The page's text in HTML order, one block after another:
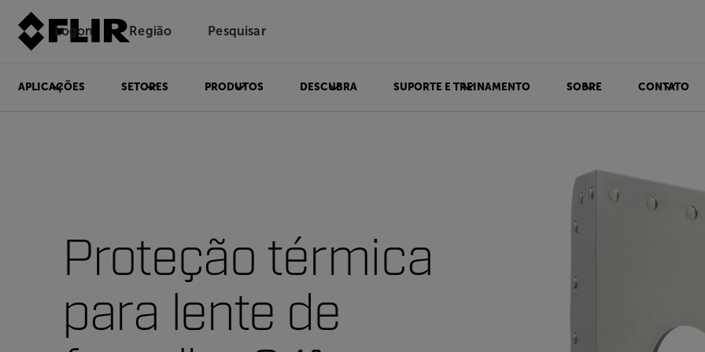
Logon Região Pesquisar
APLICAÇÕES SETORES PRODUTOS DESCUBRA SUPORTE E TREINAMENTO SOBRE CONTATO
Proteção térmica
para lente de